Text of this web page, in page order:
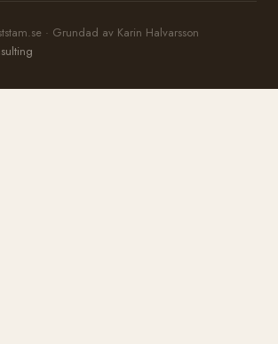
· Grundad av Karin Halvarsson